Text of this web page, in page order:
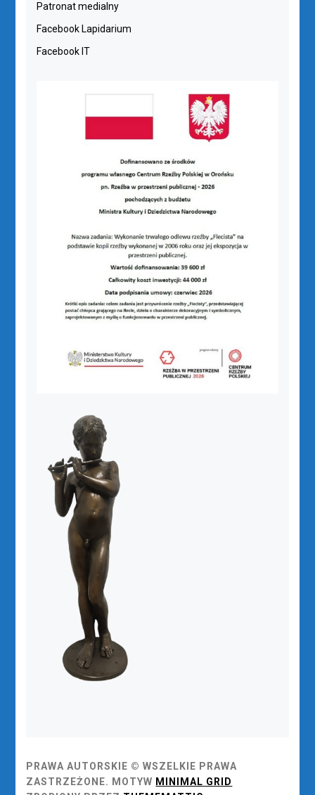
Patronat medialny
Facebook Lapidarium
Facebook IT
PRAWA AUTORSKIE © WSZELKIE PRAWA
ZASTRZEŻONE. MOTYW MINIMAL GRID